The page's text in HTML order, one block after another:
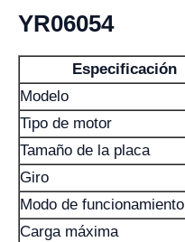
YR06054
Especificación
Modelo
Tipo de motor
Tamaño de la placa
Giro
Modo de funcionamiento
Carga máxima